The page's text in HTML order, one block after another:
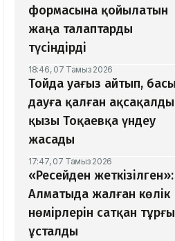
формасына қойылатын
жаңа талаптарды
түсіндірді
18:46, 07 Тамыз 2026
Тойда уағыз айтып, басы
дауға қалған
қызы Тоқаевқа үндеу
жасады
17:47, 07 Тамыз 2026
«Ресейден жеткізілген»:
Алматыда жалған көлік
нөмірлерін сатқан
ұсталды